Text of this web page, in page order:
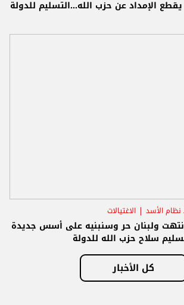
الإمداد عن حزب الله...التسليم للدولة
الأسد الاغتيالات
ولبنان حر وسنبنيه على أسس جديدة
سلاح حزب الله للدولة
كل الأخبار